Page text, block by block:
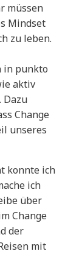
müssen
Mindset
zu leben.
in punkto
aktiv
Dazu
Change
unseres
konnte ich
ich
über
Change
der
mit